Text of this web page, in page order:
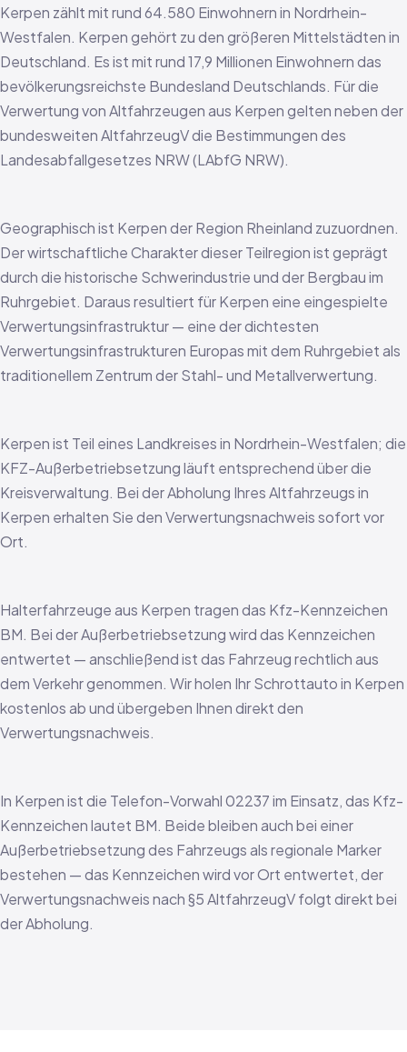
Kerpen zählt mit rund 64.580 Einwohnern in Nordrhein-
Westfalen. Kerpen gehört zu den größeren Mittelstädten in
Deutschland. Es ist mit rund 17,9 Millionen Einwohnern das
bevölkerungsreichste Bundesland Deutschlands. Für die
Verwertung von Altfahrzeugen aus Kerpen gelten neben der
bundesweiten AltfahrzeugV die Bestimmungen des
Landesabfallgesetzes NRW (LAbfG NRW).
Geographisch ist Kerpen der Region Rheinland zuzuordnen.
Der wirtschaftliche Charakter dieser Teilregion ist geprägt
durch die historische Schwerindustrie und der Bergbau im
Ruhrgebiet. Daraus resultiert für Kerpen eine eingespielte
Verwertungsinfrastruktur — eine der dichtesten
Verwertungsinfrastrukturen Europas mit dem Ruhrgebiet als
traditionellem Zentrum der Stahl- und Metallverwertung.
Kerpen ist Teil eines Landkreises in Nordrhein-Westfalen; die
KFZ-Außerbetriebsetzung läuft entsprechend über die
Kreisverwaltung. Bei der Abholung Ihres Altfahrzeugs in
Kerpen erhalten Sie den Verwertungsnachweis sofort vor
Ort.
Halterfahrzeuge aus Kerpen tragen das Kfz-Kennzeichen
BM. Bei der Außerbetriebsetzung wird das Kennzeichen
entwertet — anschließend ist das Fahrzeug rechtlich aus
dem Verkehr genommen. Wir holen Ihr Schrottauto in Kerpen
kostenlos ab und übergeben Ihnen direkt den
Verwertungsnachweis.
In Kerpen ist die Telefon-Vorwahl 02237 im Einsatz, das Kfz-
Kennzeichen lautet BM. Beide bleiben auch bei einer
Außerbetriebsetzung des Fahrzeugs als regionale Marker
bestehen — das Kennzeichen wird vor Ort entwertet, der
Verwertungsnachweis nach §5 AltfahrzeugV folgt direkt bei
der Abholung.